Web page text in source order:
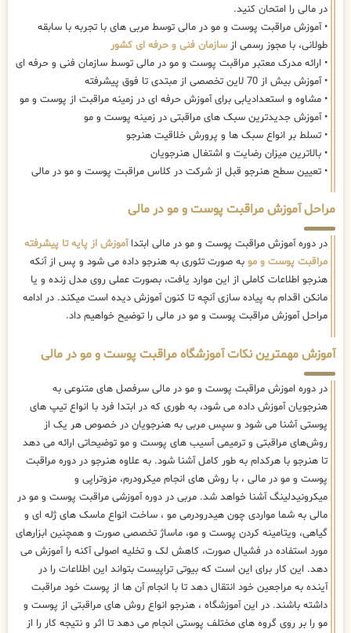
در مالی را امتحان کنید.
• آموزش مراقبت پوست و مو در مالی توسط مربی های با تجربه با سابقه
طولانی، با مجوز رسمی ازسازمان فنی و حرفه ای کشور
• ارائه مدرک معتبر مراقبت پوست و مو در مالی توسط سازمان فنی و حرفه ای
• آموزش بیش از 70 لاین تخصصی از مبتدی تا فوق پیشرفته
• مشاوه و استعدادیابی برای آموزش حرفه ای در زمینه مراقبت از پوست و مو
• آموزش جدیدترین سبک های مراقبتی در زمینه پوست و مو
• تسلط بر انواع سبک ها و پرورش خلاقیت هنرجو
• بالاترین میزان رضایت و اشتغال هنرجویان
• تعیین سطح هنرجو قبل از شرکت در کلاس مراقبت پوست و مو در مالی
مراحل آموزش مراقبت پوست و مو در مالی
در دوره آموزش مراقبت پوست و مو در مالی ابتداآموزش از پایه تا پیشرفته
مراقبت پوست و مو به صورت تئوری به هنرجو داده می شود و پس از آنکه
هنرجو اطلاعات کاملی از این موارد یافت، بصورت عملی روی مدل زنده و یا
مانکن اقدام به پیاده سازی آنچه تا کنون آموزش دیده است میکند. در ادامه
مراحل آموزش مراقبت پوست و مو در مالی را توضیح خواهیم داد.
آموزش مهمترین نکات آموزشگاه مراقبت پوست و مو در مالی
در دوره اموزش مراقبت پوست و مو در مالی سرفصل های متنوعی به
هنرجویان آموزش داده می شود، به طوری که در ابتدا فرد با انواع تیپ های
پوستی آشنا می شود و سپس مربی به هنرجویان در خصوص هر یک از
روش‌های مراقبتی و ترمیمی آسیب های پوست و مو توضیحاتی ارائه می دهد
تا هنرجو با هرکدام به طور کامل آشنا شود. به علاوه هنرجو در دوره مراقبت
پوست و مو در مالی ، با روش های انجام میکرودرم، مزوتراپی و
میکرونیدلینگ آشنا خواهد شد. مربی در دوره آموزشی مراقبت پوست و مو در
مالی به شما مواردی چون هیدرودرمی مو ، ساخت انواع ماسک های ژله ای و
گیاهی، ویتامینه کردن پوست و مو، ماساژ تخصصی صورت و همچنین ابزارهای
مورد استفاده در فشیال صورت، کاهش لک و تخلیه اصولی آکنه را آموزش می
دهد. این کار برای این است که بیوتی تراپیست بتواند این اطلاعات را در
آینده به مراجعین خود انتقال دهد تا با انجام آن ها از پوست خود مراقبت
داشته باشند. در این آموزشگاه ، هنرجو انواع روش های مراقبتی از پوست و
مو را بر روی گروه های مختلف پوستی انجام می دهد تا اثر و نتیجه کار را از